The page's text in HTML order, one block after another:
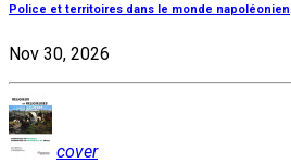
Police et territoires dans le monde napoléonien
Nov 30, 2026
cover